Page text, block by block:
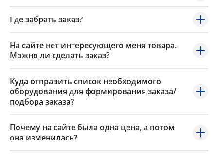
Где забрать заказ?
На сайте нет интересующего меня товара.
Можно ли сделать заказ?
Куда отправить список необходимого
оборудования для формирования заказа/
подбора заказа?
Почему на сайте была одна цена, а потом
она изменилась?